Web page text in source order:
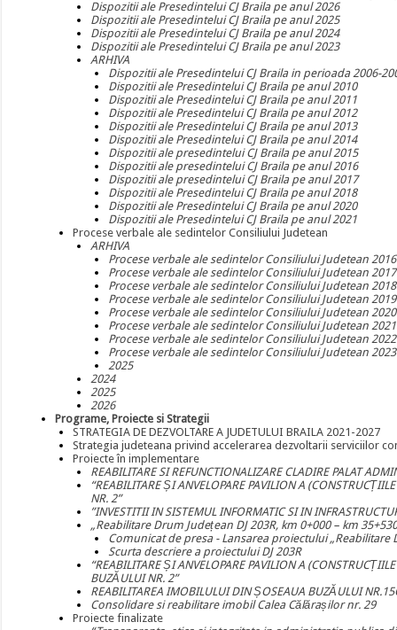
Dispozitii ale Presedintelui CJ Braila pe anul 2026
Dispozitii ale Presedintelui CJ Braila pe anul 2025
Dispozitii ale Presedintelui CJ Braila pe anul 2024
Dispozitii ale Presedintelui CJ Braila pe anul 2023
ARHIVA
Dispozitii ale Presedintelui CJ Braila in perioada 2006-
Dispozitii ale Presedintelui CJ Braila pe anul 2010
Dispozitii ale Presedintelui CJ Braila pe anul 2011
Dispozitii ale Presedintelui CJ Braila pe anul 2012
Dispozitii ale Presedintelui CJ Braila pe anul 2013
Dispozitii ale Presedintelui CJ Braila pe anul 2014
Dispozitii ale presedintelui CJ Braila pe anul 2015
Dispozitii ale presedintelui CJ Braila pe anul 2016
Dispozitii ale presedintelui CJ Braila pe anul 2017
Dispozitii ale Presedintelui CJ Braila pe anul 2018
Dispozitii ale Presedintelui CJ Braila pe anul 2020
Dispozitii ale Presedintelui CJ Braila pe anul 2021
Procese verbale ale sedintelor Consiliului Judetean
ARHIVA
Procese verbale ale sedintelor Consiliului Judetean 2016
Procese verbale ale sedintelor Consiliului Judetean 2017
Procese verbale ale sedintelor Consiliului Judetean 2018
Procese verbale ale sedintelor Consiliului Judetean 2019
Procese verbale ale sedintelor Consiliului Judetean 2020
Procese verbale ale sedintelor Consiliului Judetean 2021
Procese verbale ale sedintelor Consiliului Judetean 2022
Procese verbale ale sedintelor Consiliului Judetean 2023
2025
2024
2025
2026
Programe, Proiecte si Strategii
STRATEGIA DE DEZVOLTARE A JUDETULUI BRAILA 2021-2027
Strategia judeteana privind accelerarea dezvoltarii serviciilor
Proiecte în implementare
REABILITARE SI REFUNCTIONALIZARE CLADIRE PALAT
“REABILITARE ȘI ANVELOPARE PAVILION A
NR. 2”
”INVESTITII IN SISTEMUL INFORMATIC SI IN
„Reabilitare Drum Județean DJ 203R, km 0+000 – km
Comunicat de presa - Lansarea proiectului „Reabilitare
Scurta descriere a proiectului DJ 203R
“REABILITARE ȘI ANVELOPARE PAVILION A
BUZĂULUI NR. 2”
REABILITAREA IMOBILULUI DIN ȘOSEAUA BUZĂULUI
Consolidare si reabilitare imobil Calea Călărașilor nr. 29
Proiecte finalizate